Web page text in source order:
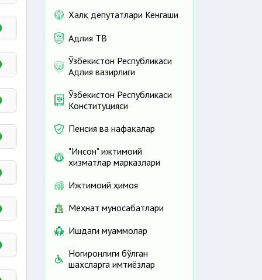
Халқ депутатлари Кенгаши
Адлия ТВ
Ўзбекистон Республикаси
Адлия вазирлиги
Ўзбекистон Республикаси
Конституцияси
Пенсия ва нафақалар
"Инсон" ижтимоий
хизматлар марказлари
Ижтимоий ҳимоя
Меҳнат муносабатлари
Ишдаги муаммолар
Ногиронлиги бўлган
шахсларга имтиёзлар